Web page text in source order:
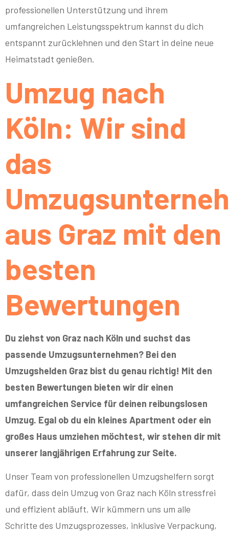
professionellen Unterstützung und ihrem
umfangreichen Leistungsspektrum kannst du dich
entspannt zurücklehnen und den Start in deine neue
Heimatstadt genießen.
Umzug nach
Köln: Wir sind
das
aus Graz mit den
besten
Bewertungen
Du ziehst von Graz nach Köln und suchst das
passende Umzugsunternehmen? Bei den
Umzugshelden Graz bist du genau richtig! Mit den
besten Bewertungen bieten wir dir einen
umfangreichen Service für deinen reibungslosen
Umzug. Egal ob du ein kleines Apartment oder ein
großes Haus umziehen möchtest, wir stehen dir mit
unserer langjährigen Erfahrung zur Seite.
Unser Team von professionellen Umzugshelfern sorgt
dafür, dass dein Umzug von Graz nach Köln stressfrei
und effizient abläuft. Wir kümmern uns um alle
Schritte des Umzugsprozesses, inklusive Verpackung,